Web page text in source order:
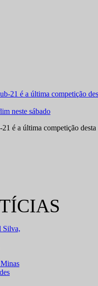
neste sábado
é a última competição